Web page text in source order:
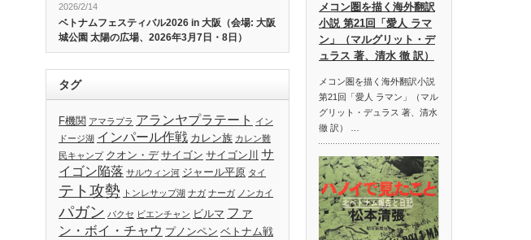
2026/2/14
ベトナムフェスティバル2026 in 大阪（会場: 大阪
城公園 太陽の広場、2026年3月7日・8日）
タグ
F機関 アマラプラ アランヤプラテート
イン
ドージ湖 インパール作戦 カレン族 カレン難
民キャンプ クオン・デ サイゴン サイゴン川 サ
イゴン陥落 サルウィン河 ジャール平原 タイ
テト攻勢 トンレサップ湖 ナガ ナーガ ノンカイ
パガン パクセ ビエンチャン ビルマ ファ
ン・ボイ・チャウ プノンペン ベトナム戦
メコン圏を描く海外翻訳
小説 第21回「愛人 ラマ
ン」（マルグリット・デ
ュラス 著、清水 徹 訳）
メコン圏を描く海外翻訳小説
第21回「愛人 ラマン」（マル
グリット・デュラス 著、清水
徹 訳） …